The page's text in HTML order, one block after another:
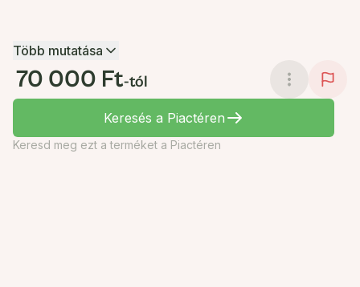
Több mutatása
70 000 Ft-tól
Keresés a Piactéren
Keresd meg ezt a terméket a Piactéren